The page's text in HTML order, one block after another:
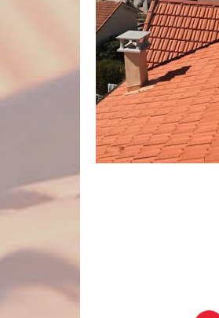
spécialisées ; ce qui
un chantier de